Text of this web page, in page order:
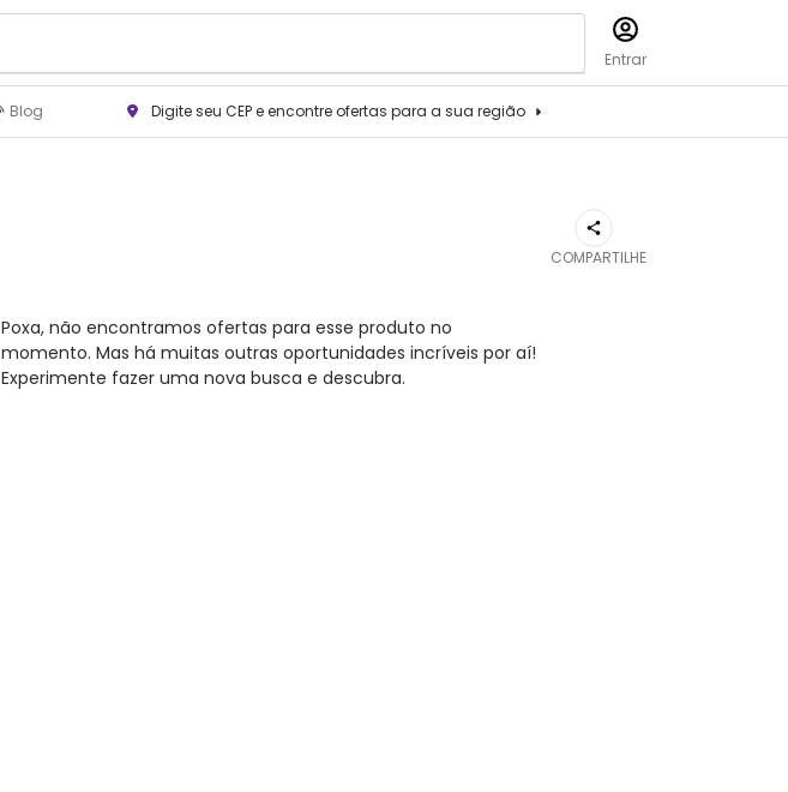
Entrar
Blog Digite seu CEP e encontre ofertas para a sua região
COMPARTILHE
Poxa, não encontramos ofertas para esse produto no
momento. Mas há muitas outras oportunidades incríveis por aí!
Experimente fazer uma nova busca e descubra.